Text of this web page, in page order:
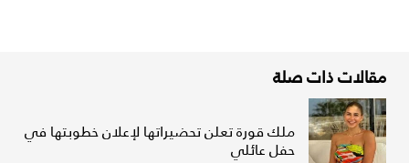
مقالات ذات صلة
ملك قورة تعلن تحضيراتها لإعلان خطوبتها في
حفل عائلي